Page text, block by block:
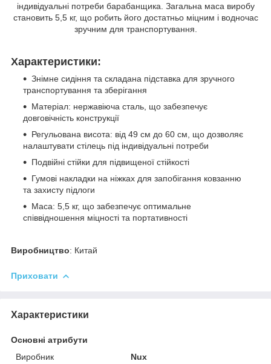
індивідуальні потреби барабанщика. Загальна маса виробу
становить 5,5 кг, що робить його достатньо міцним і водночас
зручним для транспортування.
Характеристики:
Знімне сидіння та складана підставка для зручного
транспортування та зберігання
Матеріал: нержавіюча сталь, що забезпечує
довговічність конструкції
Регульована висота: від 49 см до 60 см, що дозволяє
налаштувати стілець під індивідуальні потреби
Подвійні стійки для підвищеної стійкості
Гумові накладки на ніжках для запобігання ковзанню
та захисту підлоги
Маса: 5,5 кг, що забезпечує оптимальне
співвідношення міцності та портативності
Виробництво: Китай
Приховати
Характеристики
Основні атрибути
Виробник
Nux